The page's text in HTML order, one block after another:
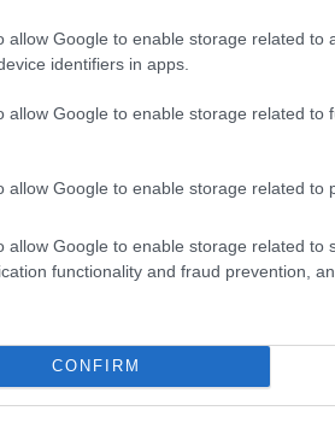
allow Google to enable storage related to
identifiers in apps.
allow Google to enable storage related to
allow Google to enable storage related to
allow Google to enable storage related to
functionality and fraud prevention,
CONFIRM